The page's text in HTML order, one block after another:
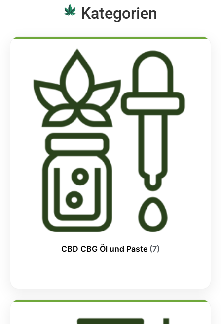
Kategorien
CBD CBG Öl und Paste (7)